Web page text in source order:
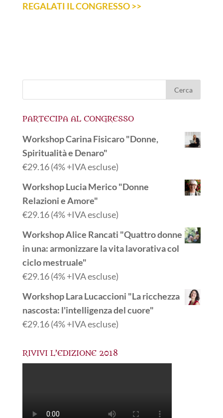
REGALATI IL CONGRESSO >>
PARTECIPA AL CONGRESSO
Workshop Carina Fisicaro "Donne,
Spiritualità e Denaro"
€29.16(4% +IVA escluse)
Workshop Lucia Merico "Donne
Relazioni e Amore"
€29.16(4% +IVA escluse)
Workshop Alice Rancati "Quattro donne
in una: armonizzare la vita lavorativa col
ciclo mestruale"
€29.16(4% +IVA escluse)
Workshop Lara Lucaccioni "La ricchezza
nascosta: l'intelligenza del cuore"
€29.16(4% +IVA escluse)
RIVIVI L’EDIZIONE 2018